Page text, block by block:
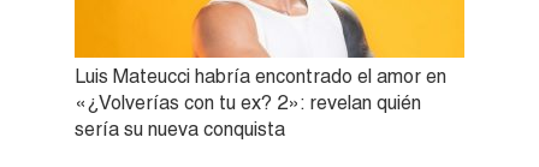
Luis Mateucci habría encontrado el amor en
«¿Volverías con tu ex? 2»: revelan quién
sería su nueva conquista